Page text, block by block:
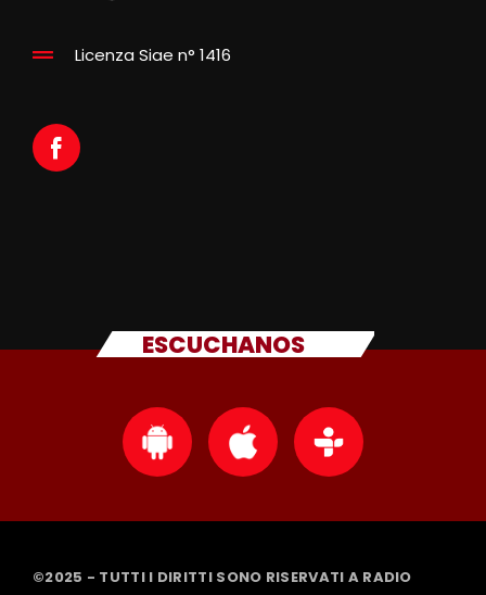
Licenza Siae n° 1416
ESCUCHANOS
©2025 - TUTTI I DIRITTI SONO RISERVATI A RADIO